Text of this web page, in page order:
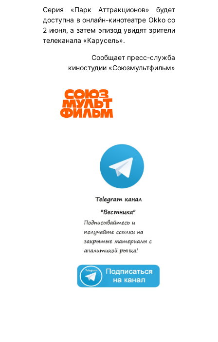
Серия «Парк Аттракционов» будет
доступна в онлайн-кинотеатре Okko со
2 июня, а затем эпизод увидят зрители
телеканала «Карусель».
Сообщает пресс-служба
киностудии «Союзмультфильм»